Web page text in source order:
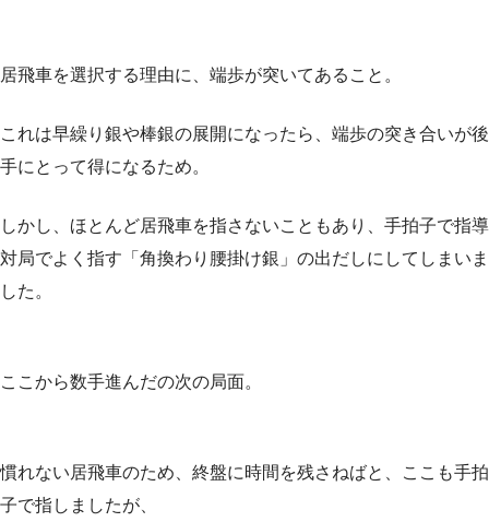
居飛車を選択する理由に、端歩が突いてあること。
これは早繰り銀や棒銀の展開になったら、端歩の突き合いが後
手にとって得になるため。
しかし、ほとんど居飛車を指さないこともあり、手拍子で指導
対局でよく指す「角換わり腰掛け銀」の出だしにしてしまいま
した。
ここから数手進んだの次の局面。
慣れない居飛車のため、終盤に時間を残さねばと、ここも手拍
子で指しましたが、